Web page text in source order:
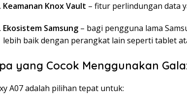
Keamanan Knox Vault – fitur perlindungan data
Ekosistem Samsung – bagi pengguna lama
lebih baik dengan perangkat lain seperti tablet
yang Cocok Menggunakan
A07 adalah pilihan tepat untuk: